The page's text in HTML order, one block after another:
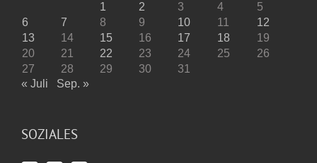
1 2 3 4
5
6
7 8 9 10 11
12
13
14 15 16 17 18
19
20
21 22 23 24 25
26
27
28 29 30
31
« Juli
Sep. »
SOZIALES